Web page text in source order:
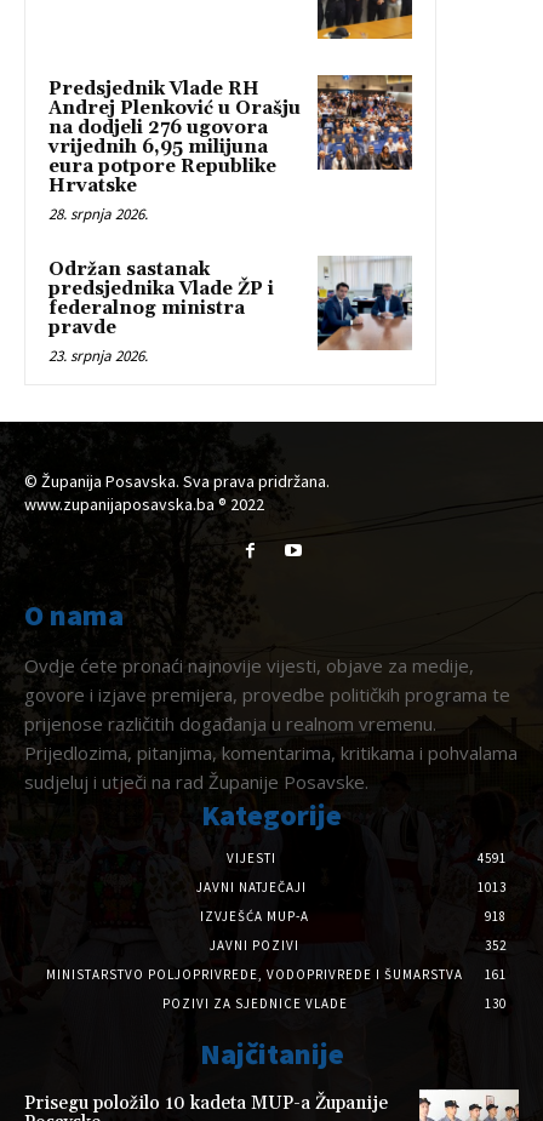
Predsjednik Vlade RH
Andrej Plenković u Orašju
na dodjeli 276 ugovora
vrijednih 6,95 milijuna
eura potpore Republike
Hrvatske
28. srpnja 2026.
Održan sastanak
predsjednika Vlade ŽP i
federalnog ministra
pravde
23. srpnja 2026.
© Županija Posavska. Sva prava pridržana.
www.zupanijaposavska.ba ® 2022
O nama
Ovdje ćete pronaći najnovije vijesti, objave za medije,
govore i izjave premijera, provedbe političkih programa te
prijenose različitih događanja u realnom vremenu.
Prijedlozima, pitanjima, komentarima, kritikama i pohvalama
sudjeluj i utječi na rad Županije Posavske.
Kategorije
VIJESTI
4591
JAVNI NATJEČAJI
1013
IZVJEŠĆA MUP-A
918
JAVNI POZIVI
352
MINISTARSTVO POLJOPRIVREDE, VODOPRIVREDE I ŠUMARSTVA
161
POZIVI ZA SJEDNICE VLADE
130
Najčitanije
Prisegu položilo 10 kadeta MUP-a Županije